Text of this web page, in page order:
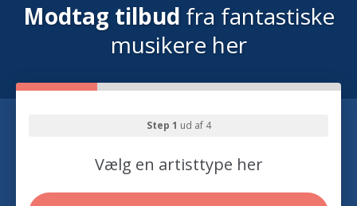
Modtag tilbud fra fantastiske
musikere her
Step 1 ud af 4
Vælg en artisttype her